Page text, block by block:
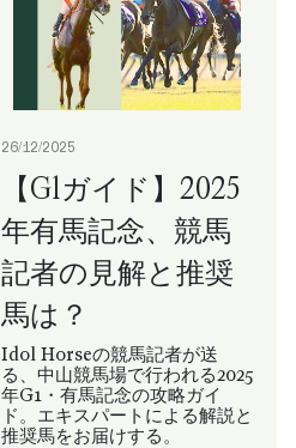
26/12/2025
【G1ガイド】2025
年有馬記念、競馬
記者の見解と推奨
馬は？
Idol Horseの競馬記者が送
る、中山競馬場で行われる2025
年G1・有馬記念の攻略ガイ
ド。エキスパートによる解説と
推奨馬をお届けする。